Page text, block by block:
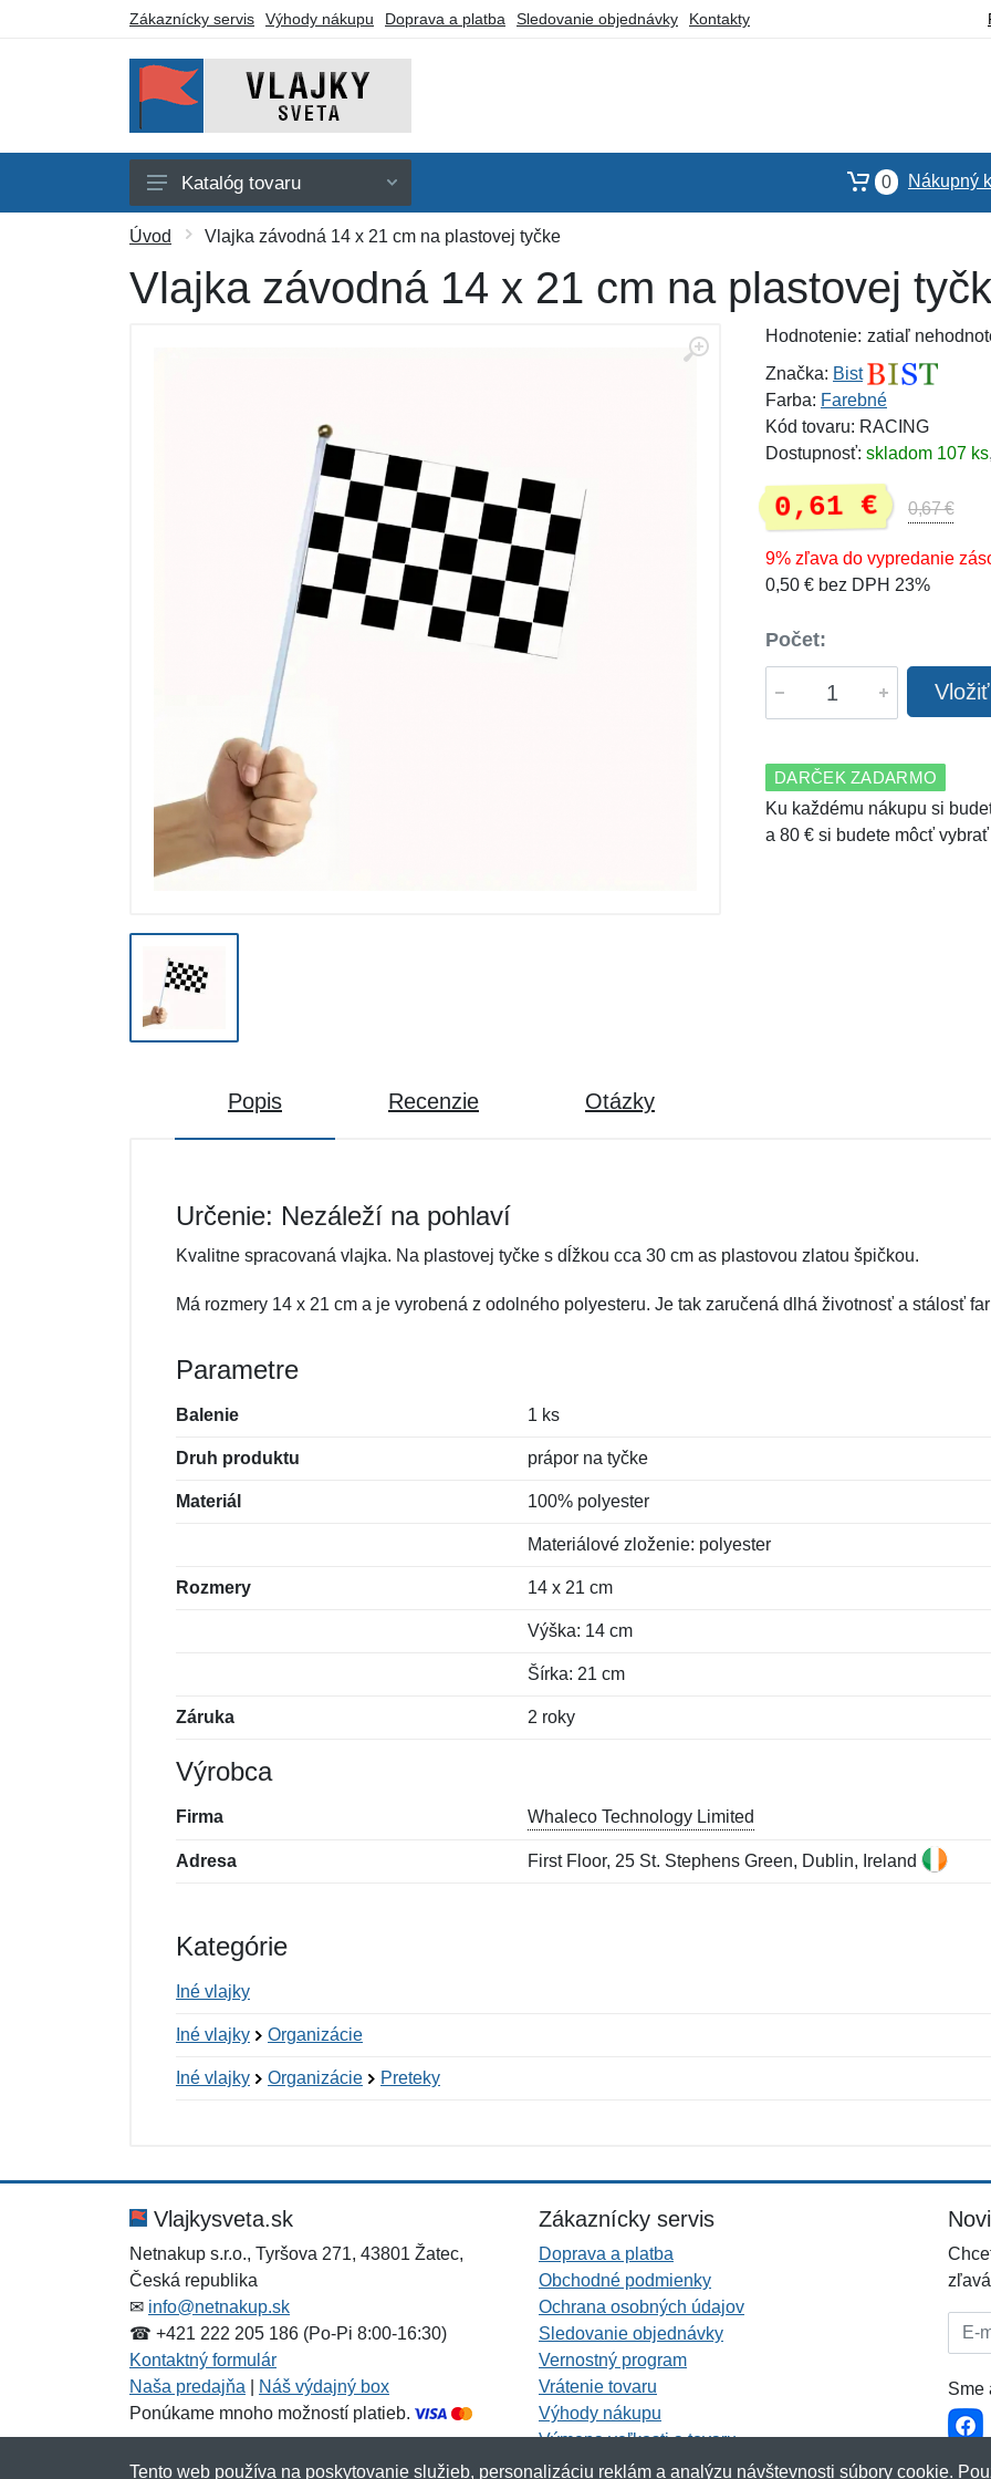
Zákaznícky servis Výhody nákupu Doprava a platba Sledovanie objednávky Kontakty
Afrika
Amerika
Austrália a Oceánia
Darčekové poukazy
Katalóg tovaru 0 Nákupný
Úvod Vlajka závodná 14 x 21 cm na plastovej tyčke
Vlajka závodná 14 x 21 cm na plastovej
Hodnotenie: zatiaľ
Značka: Bist
Farba: Farebné
Kód tovaru: RACING
Dostupnosť: skladom 107 ks
0,61 € 0,67 €
9% zľava do vypredanie
0,50 € bez DPH 23%
Počet:
DARČEK ZADARMO
Ku každému nákupu si
a 80 € si budete môcť
Popis Recenzie Otázky
Určenie: Nezáleží na pohlaví
Kvalitne spracovaná vlajka. Na plastovej tyčke s dĺžkou cca 30 cm as plastovou zlatou špičkou.
Má rozmery 14 x 21 cm a je vyrobená z odolného polyesteru. Je tak zaručená dlhá životnosť a stálosť
Parametre
Balenie 1 ks
Druh produktu prápor na tyčke
Materiál 100% polyester
Materiálové zloženie: polyester
Rozmery 14 x 21 cm
Výška: 14 cm
Šírka: 21 cm
Záruka 2 roky
Výrobca
Firma Whaleco Technology Limited
Adresa First Floor, 25 St. Stephens Green, Dublin, Ireland
Kategórie
Iné vlajky
Iné vlajky Organizácie
Iné vlajky Organizácie Preteky
Správa*
Správa*
Vlajkysveta.sk
Netnakup s.r.o., Tyršova 271, 43801 Žatec,
Česká republika
✉ info@netnakup.sk
☎ +421 222 205 186 (Po-Pi 8:00-16:30)
Kontaktný formulár
Naša predajňa
Náš výdajný box
Ponúkame mnoho možností platieb.
Zákaznícky servis
Doprava a platba
Obchodné podmienky
Ochrana osobných údajov
Sledovanie objednávky
Vernostný program
Vrátenie tovaru
Výhody nákupu
Výmena veľkosti a tovaru
Viac informácií...
E-
Sme
Tento web používa na poskytovanie služieb, personalizáciu reklám a analýzu návštevnosti súbory cookie.